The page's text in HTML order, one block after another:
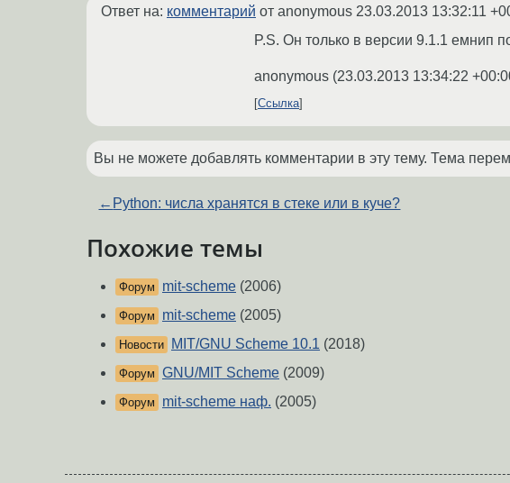
Ответ на: комментарий от anonymous 23.03.2013 13:32:11
P.S. Он только в версии 9.1.1 емнип
anonymous (23.03.2013 13:34:22
Ссылка
Вы не можете добавлять комментарии в эту тему. Тема
← Python: числа хранятся в стеке или в куче?
Похожие темы
Форум mit-scheme (2006)
Форум mit-scheme (2005)
Новости MIT/GNU Scheme 10.1 (2018)
Форум GNU/MIT Scheme (2009)
Форум mit-scheme наф. (2005)